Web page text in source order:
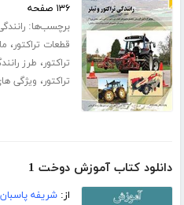
۱۳۶ صفحه
برچسب‌ها:
قطعات تراکتور،
تراکتور، طرز
تراکتور، ویژگی
دانلود کتاب آموزش دوخت 1
از:شریفه پاسبان